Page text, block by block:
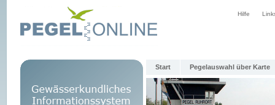
Hilfe
Start Pegelauswahl über Karte